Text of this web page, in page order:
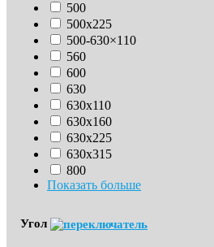
500
500х225
500-630×110
560
600
630
630х110
630x160
630х225
630х315
800
Показать больше
Угол